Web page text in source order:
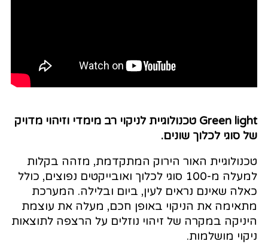
Green light טכנולוגיית לניקוי רב מימדי וזיהוי מדויק
של סוגי לכלוך שונים.
טכנולוגיית האור הירוק המתקדמת, מזהה בקלות
למעלה מ-100 סוגי לכלוך ואובייקטים נפוצים, כולל
כאלה שאינם נראים לעין, ביום ובלילה. המערכת
מתאימה את הניקוי באופן חכם, מעלה את עוצמת
היניקה במקרה של זיהוי נוזלים על הרצפה לתוצאות
ניקוי מושלמות.